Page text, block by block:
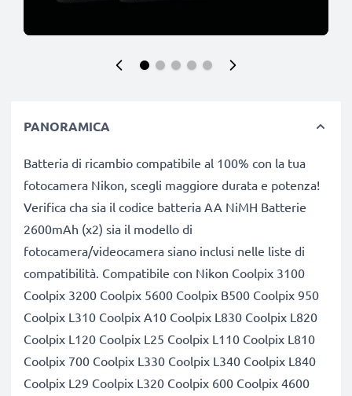
PANORAMICA
Batteria di ricambio compatibile al 100% con la tua
fotocamera Nikon, scegli maggiore durata e potenza!
Verifica cha sia il codice batteria AA NiMH Batterie
2600mAh (x2) sia il modello di
fotocamera/videocamera siano inclusi nelle liste di
compatibilità. Compatibile con Nikon Coolpix 3100
Coolpix 3200 Coolpix 5600 Coolpix B500 Coolpix 950
Coolpix L310 Coolpix A10 Coolpix L830 Coolpix L820
Coolpix L120 Coolpix L25 Coolpix L110 Coolpix L810
Coolpix 700 Coolpix L330 Coolpix L340 Coolpix L840
Coolpix L29 Coolpix L320 Coolpix 600 Coolpix 4600